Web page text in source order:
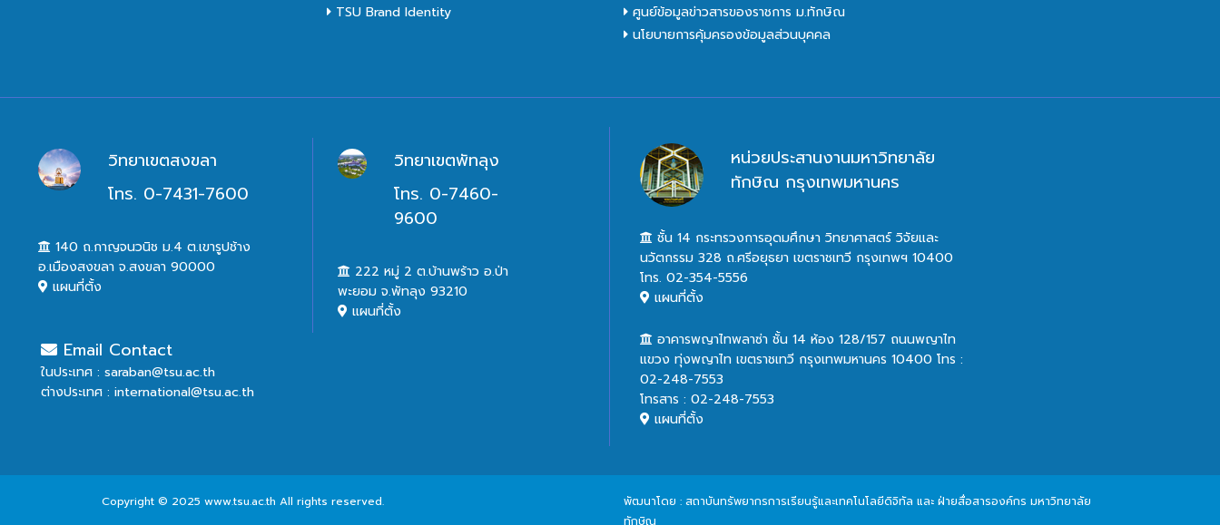
TSU Brand Identity
ศูนย์ข้อมูลข่าวสารของราชการ ม.ทักษิณ
นโยบายการคุ้มครองข้อมูลส่วนบุคคล
วิทยาเขตสงขลา
โทร. 0-7431-7600
140 ถ.กาญจนวนิช ม.4 ต.เขารูปช้าง
อ.เมืองสงขลา จ.สงขลา 90000
แผนที่ตั้ง
วิทยาเขตพัทลุง
โทร. 0-7460-
9600
222 หมู่ 2 ต.บ้านพร้าว อ.ป่า
พะยอม จ.พัทลุง 93210
แผนที่ตั้ง
Email Contact
ในประเทศ : saraban@tsu.ac.th
ต่างประเทศ : international@tsu.ac.th
หน่วยประสานงานมหาวิทยาลัย
ทักษิณ กรุงเทพมหานคร
ชั้น 14 กระทรวงการอุดมศึกษา วิทยาศาสตร์ วิจัยและ
นวัตกรรม 328 ถ.ศรีอยุธยา เขตราชเทวี กรุงเทพฯ 10400
โทร. 02-354-5556
แผนที่ตั้ง
อาคารพญาไทพลาซ่า ชั้น 14 ห้อง 128/157 ถนนพญาไท
แขวง ทุ่งพญาไท เขตราชเทวี กรุงเทพมหานคร 10400 โทร :
02-248-7553
โทรสาร : 02-248-7553
แผนที่ตั้ง
Copyright © 2025 www.tsu.ac.th All rights reserved.
พัฒนาโดย : สถาบันทรัพยากรการเรียนรู้และเทคโนโลยีดิจิทัล และ ฝ่ายสื่อสารองค์กร มหาวิทยาลัย
ทักษิณ